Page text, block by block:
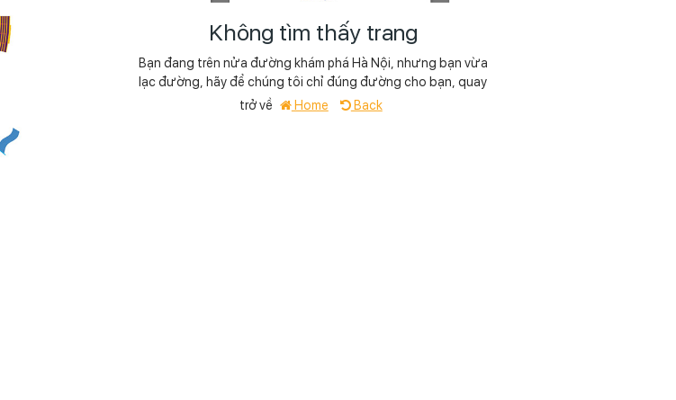
Không tìm thấy trang
Bạn đang trên nửa đường khám phá Hà Nội, nhưng bạn vừa
lạc đường, hãy để chúng tôi chỉ đúng đường cho bạn, quay
trở về
Home Back